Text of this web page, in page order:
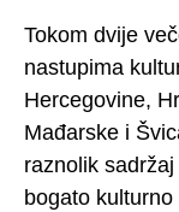
Tokom dvije
nastupima
Hercegovine,
Mađarske i
raznolik
bogato